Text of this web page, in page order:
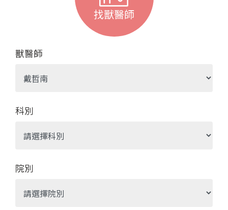
找獸醫師
獸醫師
科別
院別